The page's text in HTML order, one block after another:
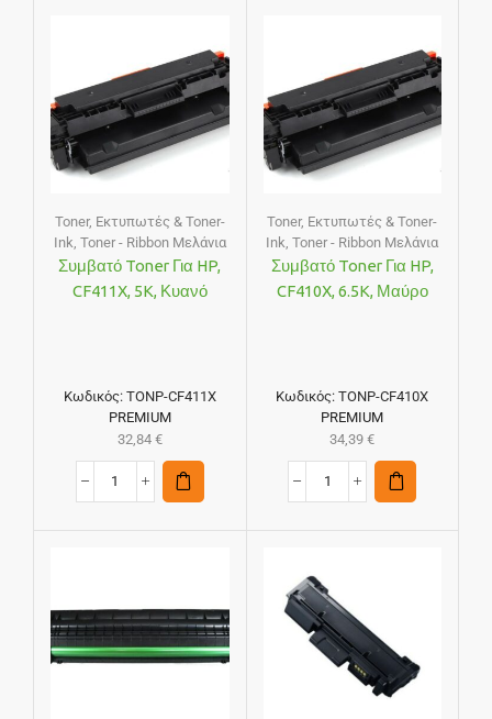
Toner, Εκτυπωτές & Toner-
Ink, Toner - Ribbon Μελάνια
Συμβατό Toner Για HP,
CF411X, 5K, Κυανό
Κωδικός: TONP-CF411X
PREMIUM
32,84 €
Toner, Εκτυπωτές & Toner-
Ink,Toner - Ribbon Μελάνια
Συμβατό Toner Για HP,
CF410X, 6.5K, Μαύρο
Κωδικός:TONP-CF410X
PREMIUM
34,39€